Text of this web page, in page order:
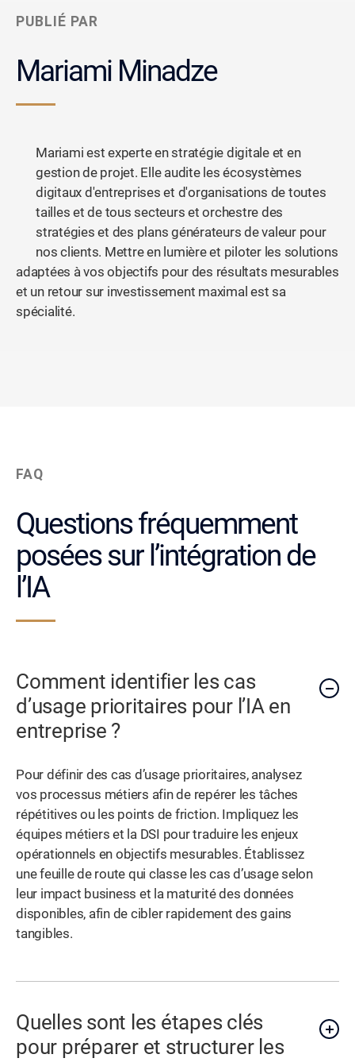
PUBLIÉ PAR
Mariami Minadze
Mariami est experte en stratégie digitale et en
gestion de projet. Elle audite les écosystèmes
digitaux d'entreprises et d'organisations de toutes
tailles et de tous secteurs et orchestre des
stratégies et des plans générateurs de valeur pour
nos clients. Mettre en lumière et piloter les solutions
adaptées à vos objectifs pour des résultats mesurables
et un retour sur investissement maximal est sa
spécialité.
FAQ
Questions fréquemment
posées sur l’intégration de
l’IA
Comment identifier les cas
d’usage prioritaires pour l’IA en
entreprise ?
Pour définir des cas d’usage prioritaires, analysez
vos processus métiers afin de repérer les tâches
répétitives ou les points de friction. Impliquez les
équipes métiers et la DSI pour traduire les enjeux
opérationnels en objectifs mesurables. Établissez
une feuille de route qui classe les cas d’usage selon
leur impact business et la maturité des données
disponibles, afin de cibler rapidement des gains
tangibles.
Quelles sont les étapes clés
pour préparer et structurer les